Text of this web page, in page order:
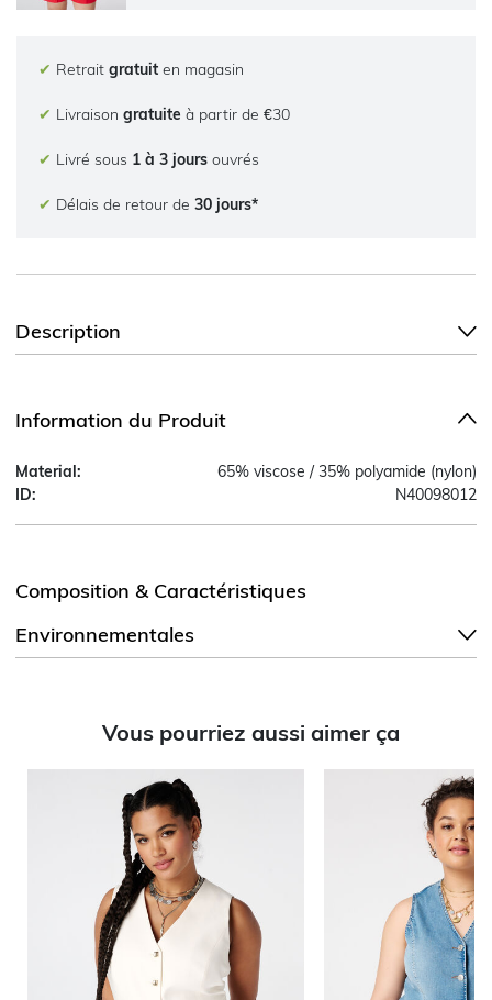
✔ Retrait gratuit en magasin
✔ Livraison gratuite à partir de €30
✔ Livré sous 1 à 3 jours ouvrés
✔ Délais de retour de 30 jours*
Description
Information du Produit
Material:
65% viscose / 35% polyamide (nylon)
ID:
N40098012
Composition & Caractéristiques
Environnementales
Vous pourriez aussi aimer ça